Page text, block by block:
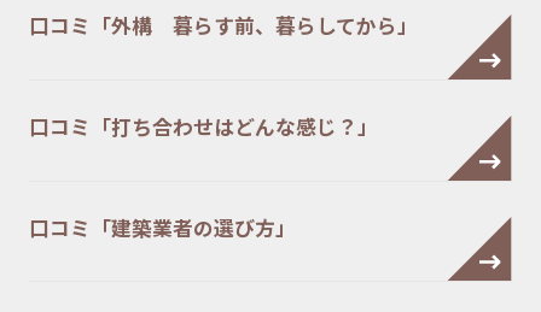
口コミ「外構 暮らす前、暮らしてから」
口コミ「打ち合わせはどんな感じ？」
口コミ「建築業者の選び方」